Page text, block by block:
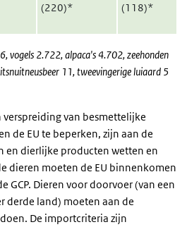
(220)* (118)*
vogels 2.722, alpaca's 4.702, zeehonden
11, tweevingerige luiaard 5
verspreiding van besmettelijke
de EU te beperken, zijn aan de
en dierlijke producten wetten en
dieren moeten de EU binnenkomen
GCP. Dieren voor doorvoer (van een
derde land) moeten aan de
De importcriteria zijn